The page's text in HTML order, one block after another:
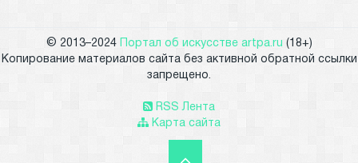
© 2013–2024 Портал об искусстве artpa.ru (18+)
Копирование материалов сайта без активной обратной ссылки
запрещено.
RSS Лента
Карта сайта